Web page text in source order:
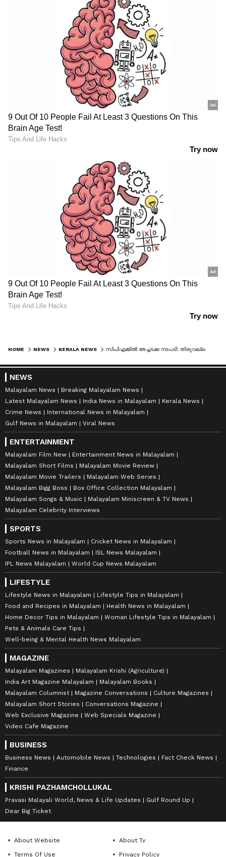
HOME NEWS KERALA NEWS
NEWS
Malayalam News
Breaking Malayalam News
Latest Malayalam News
India News in Malayalam
Kerala News
Crime News
International News in Malayalam
Gulf News in Malayalam
Viral News
ENTERTAINMENT
Malayalam Film New
Entertainment News in Malayalam
Malayalam Short Films
Malayalam Movie Review
Malayalam Movie Trailers
Malayalam Web Series
Malayalam Bigg Boss
Box Office Collection Malayalam
Malayalam Songs & Music
Malayalam Miniscreen & TV News
Malayalam Celebrity Interviews
SPORTS
Sports News in Malayalam
Cricket News in Malayalam
Football News in Malayalam
ISL News Malayalam
IPL News Malayalam
World Cup News Malayalam
LIFESTYLE
Lifestyle News in Malayalam
Lifestyle Tips in Malayalam
Food and Recipes in Malayalam
Health News in Malayalam
Home Decor Tips in Malayalam
Woman Lifestyle Tips in Malayalam
Pets & Animals Care Tips
Well-being & Mental Health News Malayalam
MAGAZINE
Malayalam Magazines
Malayalam Krishi (Agriculture)
India Art Magazine Malayalam
Malayalam Books
Malayalam Columnist
Magazine Conversations
Culture Magazines
Malayalam Short Stories
Conversations Magazine
Web Exclusive Magazine
Web Specials Magazine
Video Cafe Magazine
BUSINESS
Business News Automobile News Technologies
Fact Check News
Finance
KRISHI PAZHAMCHOLLUKAL
Pravasi Malayali World, News & Life Updates
Gulf Round Up
Dear Big Ticket
About Website
About Tv
Terms Of Use
Privacy Policy